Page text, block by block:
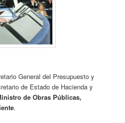
General del Presupuesto y
de Estado de Hacienda y
de Obras Públicas,
.